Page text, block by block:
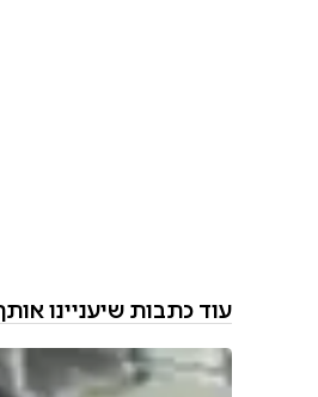
עוד כתבות שיעניינו